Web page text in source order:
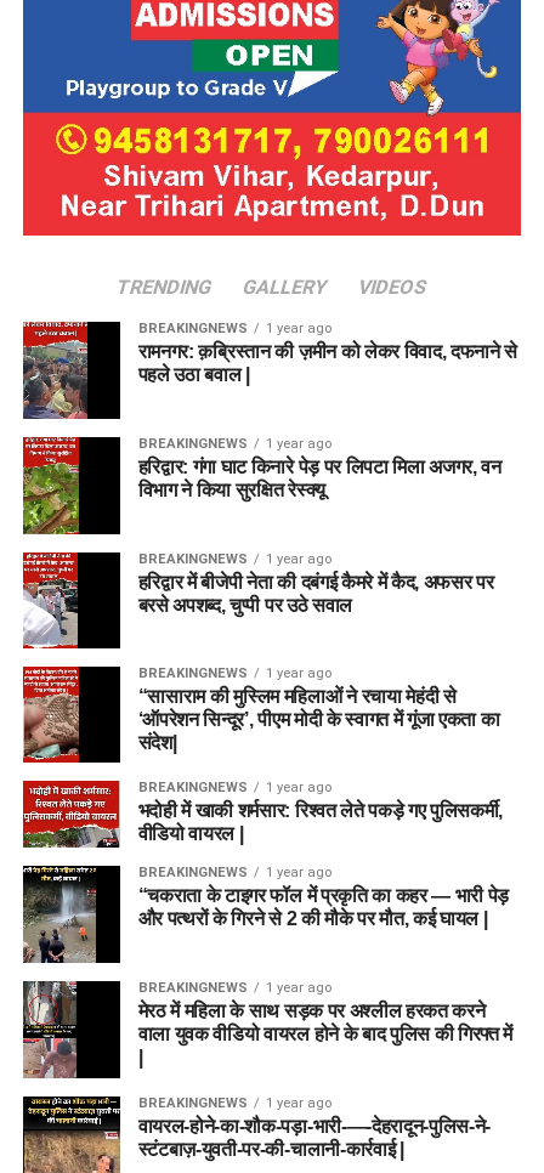
TRENDING GALLERY VIDEOS
BREAKINGNEWS 1 year ago
रामनगर: क़ब्रिस्तान की ज़मीन को लेकर विवाद, दफनाने से
पहले उठा बवाल |
BREAKINGNEWS 1 year ago
हरिद्वार: गंगा घाट किनारे पेड़ पर लिपटा मिला अजगर, वन
विभाग ने किया सुरक्षित रेस्क्यू
BREAKINGNEWS 1 year ago
हरिद्वार में बीजेपी नेता की दबंगई कैमरे में कैद, अफसर पर
बरसे अपशब्द, चुप्पी पर उठे सवाल
BREAKINGNEWS 1 year ago
“सासाराम की मुस्लिम महिलाओं ने रचाया मेहंदी से
‘ऑपरेशन सिन्दूर’, पीएम मोदी के स्वागत में गूंजा एकता का
संदेश|
BREAKINGNEWS 1 year ago
भदोही में खाकी शर्मसार: रिश्वत लेते पकड़े गए पुलिसकर्मी,
वीडियो वायरल |
BREAKINGNEWS 1 year ago
“चकराता के टाइगर फॉल में प्रकृति का कहर — भारी पेड़
और पत्थरों के गिरने से 2 की मौके पर मौत, कई घायल |
BREAKINGNEWS 1 year ago
मेरठ में महिला के साथ सड़क पर अश्लील हरकत करने
वाला युवक वीडियो वायरल होने के बाद पुलिस की गिरफ्त में
BREAKINGNEWS 1 year ago
वायरल-होने-का-शौक-पड़ा-भारी-—-देहरादून-पुलिस-ने-
स्टंटबाज़-युवती-पर-की-चालानी-कार्रवाई |